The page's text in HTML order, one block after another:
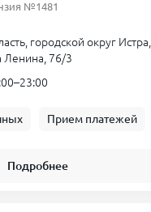
№1481
городской округ
Ленина, 76/3
Прием платежей
Подробнее